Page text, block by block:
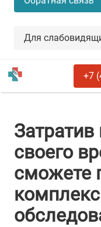
Для
+7
Затратив
своего
сможете